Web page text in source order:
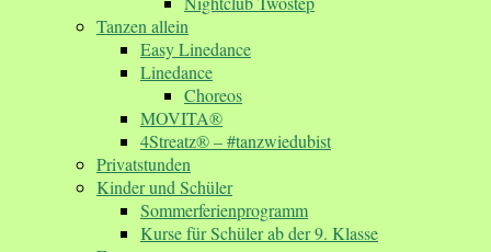
Tanzen allein
Easy Linedance
Linedance
Choreos
MOVITA®
4Streatz® – #tanzwiedubist
Privatstunden
Kinder und Schüler
Sommerferienprogramm
Kurse für Schüler ab der 9. Klasse